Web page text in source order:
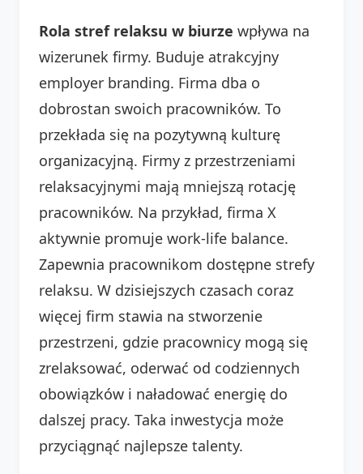
Rola stref relaksu w biurze wpływa na
wizerunek firmy. Buduje atrakcyjny
employer branding. Firma dba o
dobrostan swoich pracowników. To
przekłada się na pozytywną kulturę
organizacyjną. Firmy z przestrzeniami
relaksacyjnymi mają mniejszą rotację
pracowników. Na przykład, firma X
aktywnie promuje work-life balance.
Zapewnia pracownikom dostępne strefy
relaksu. W dzisiejszych czasach coraz
więcej firm stawia na stworzenie
przestrzeni, gdzie pracownicy mogą się
zrelaksować, oderwać od codziennych
obowiązków i naładować energię do
dalszej pracy. Taka inwestycja może
przyciągnąć najlepsze talenty.